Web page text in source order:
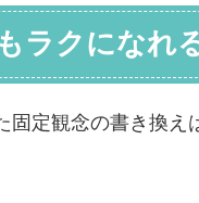
ラクになれ
固定観念の書き換